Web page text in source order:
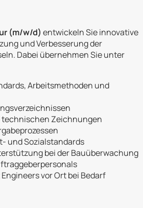
(m/w/d) entwickeln Sie innovative
und Verbesserung der
Dabei übernehmen Sie unter
Arbeitsmethoden und
Zeichnungen
und Sozialstandards
bei der Bauüberwachung
vor Ort bei Bedarf